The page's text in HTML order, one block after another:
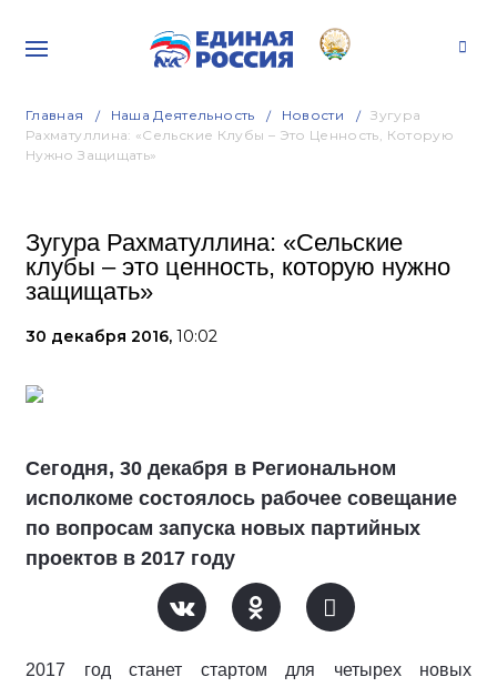
Главная Наша Деятельность Новости
Зугура
Рахматуллина: «Сельские Клубы – Это Ценность, Которую
Нужно Защищать»
Зугура Рахматуллина: «Сельские
клубы – это ценность, которую нужно
защищать»
30 декабря 2016, 10:02
Сегодня, 30 декабря в Региональном
исполкоме состоялось рабочее совещание
по вопросам запуска новых партийных
проектов в 2017 году
2017 год станет стартом для четырех новых